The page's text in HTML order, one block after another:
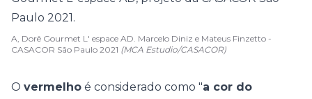
A, Dorê Gourmet L' espace AD. Marcelo Diniz e Mateus Finzetto -
CASACOR São Paulo 2021 (MCA Estudio/CASACOR)
O vermelho é considerado como "a cor do